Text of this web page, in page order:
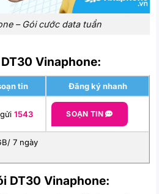
– Gói cước data tuần
Vinaphone:
tin Đăng ký nhanh
gửi 1543 SOẠN TIN
7 ngày
DT30 Vinaphone: